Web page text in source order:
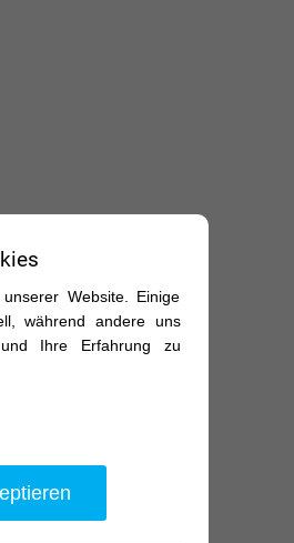
erwartet
Website. Einige
während andere uns
Ihre Erfahrung zu